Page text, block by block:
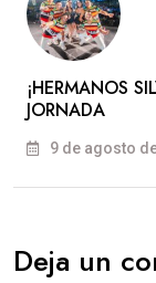
​¡HERMANOS
JORNADA
9 de agosto
Deja un